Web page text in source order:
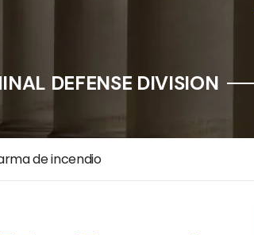
DEFENSE DIVISION
de incendio